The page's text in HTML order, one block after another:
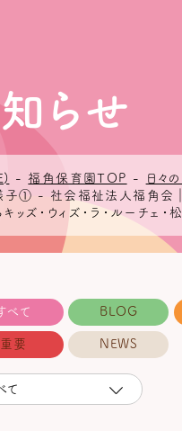
らせ
- 福角保育園TOP - 日々
子① - 社会福祉法人福角会
キッズ・ウィズ・ラ・ルー
べて BLOG
重要 NEWS